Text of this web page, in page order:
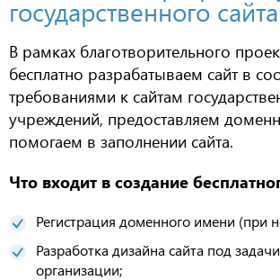
государственного сайта
В рамках благотворительного
бесплатно разрабатываем сайт в
требованиями к сайтам
учреждений, предоставляем
помогаем в заполнении сайта.
Что входит в создание
Регистрация доменного имени (при
Разработка дизайна сайта под
организации;